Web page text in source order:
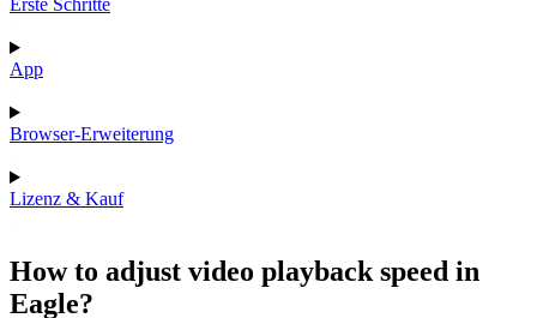
Erste Schritte
App
Browser-Erweiterung
Lizenz & Kauf
How to adjust video playback speed in
Eagle?